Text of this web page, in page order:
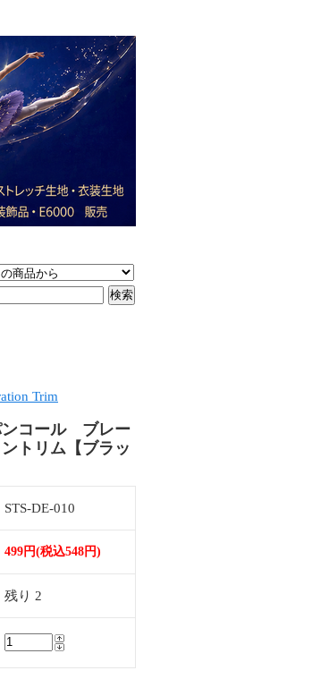
Trim
コール ブレー
トリム【ブラッ
STS-DE-010
499円(税込548円)
残り 2